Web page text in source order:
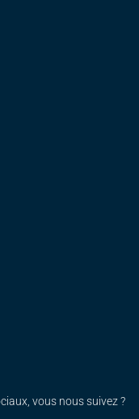
vous nous suivez ?